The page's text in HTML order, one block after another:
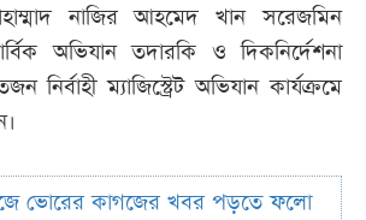
নাজির আহমেদ খান সরেজমিন
অভিযান তদারকি ও দিকনির্দেশনা
নির্বাহী ম্যাজিস্ট্রেট অভিযান কার্যক্রমে
ভোরের কাগজের খবর পড়তে ফলো